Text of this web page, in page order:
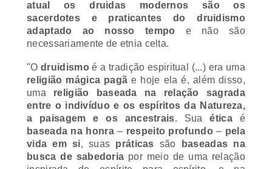
sacerdotes e praticantes do druidismo
adaptado ao nosso tempoe não são
necessariamente de etnia celta.
religião mágica pagãe hoje ela é, além disso,
umareligião baseada na relação sagrada
entre o indivíduo e os espíritos da Natureza,
a paisagem e os ancestrais. Suaéticaé
baseada na honra–respeito profundo–pela
vida em si, suas práticassãobaseadas na
busca de sabedoriapor meio de uma relação
inspirada de espírito para espírito, e na